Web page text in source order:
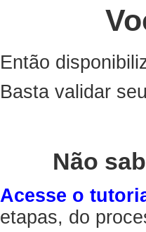
Então
Basta validar
Não
Acesse o
etapas, do